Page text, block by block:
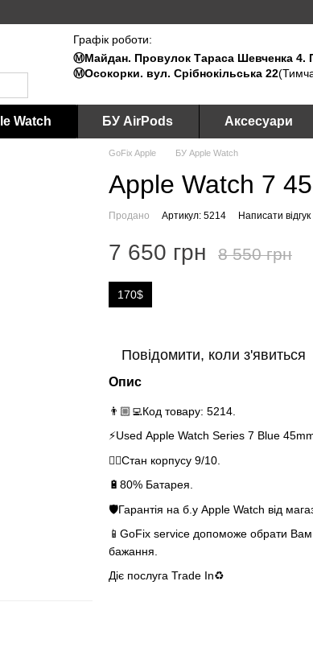
Графік роботи:
Ⓜ️Майдан. Провулок Тараса Шевченка 4.
Ⓜ️Осокорки. вул. Срібнокільська 22
Watch БУ AirPods Аксесуари
GoFix Apple БУ Apple Watch
Apple Watch 7
Продано Артикул: 5214 Написати відгук
7 650 грн 8 550 грн
170$
Повідомити, коли з'явиться
Опис
👨🏼‍💻Код товару: 5214.
⚡️Used Apple Watch Series 7 Blue
👌🏻Стан корпусу 9/10.
🔋80% Батарея.
🛡Гарантія на б.у Apple Watch від
📱GoFix service допоможе обрати Вам
бажання.
Діє послуга Trade In♻️